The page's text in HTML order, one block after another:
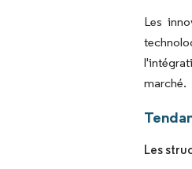
Les
marché.
Les